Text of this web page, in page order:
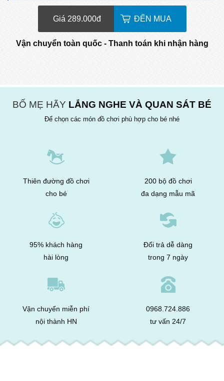
Giá 289.000đ ĐẾN MUA
Vận chuyển toàn quốc - Thanh toán khi nhận hàng
BỐ MẸ HÃY LẮNG NGHE VÀ QUAN SÁT BÉ
Để chọn các món đồ chơi phù hợp cho bé nhé
Thiên đường đồ chơi
cho bé
200 bộ đồ chơi
đa dạng mẫu mã
95% khách hàng
hài lòng
Đổi trả dễ dàng
trong 7 ngày
Vận chuyển miễn phí
nội thành HN
0968.724.886
tư vấn 24/7